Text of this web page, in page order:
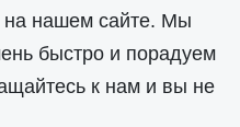
на нашем сайте. Мы
быстро и порадуем
к нам и вы не